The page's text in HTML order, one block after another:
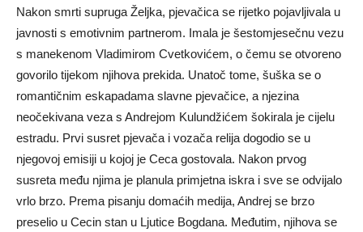
Nakon smrti supruga Željka, pjevačica se rijetko pojavljivala u
javnosti s emotivnim partnerom. Imala je šestomjesečnu vezu
s manekenom Vladimirom Cvetkovićem, o čemu se otvoreno
govorilo tijekom njihova prekida. Unatoč tome, šuška se o
romantičnim eskapadama slavne pjevačice, a njezina
neočekivana veza s Andrejom Kulundžićem šokirala je cijelu
estradu. Prvi susret pjevača i vozača relija dogodio se u
njegovoj emisiji u kojoj je Ceca gostovala. Nakon prvog
susreta među njima je planula primjetna iskra i sve se odvijalo
vrlo brzo. Prema pisanju domaćih medija, Andrej se brzo
preselio u Cecin stan u Ljutice Bogdana. Međutim, njihova se